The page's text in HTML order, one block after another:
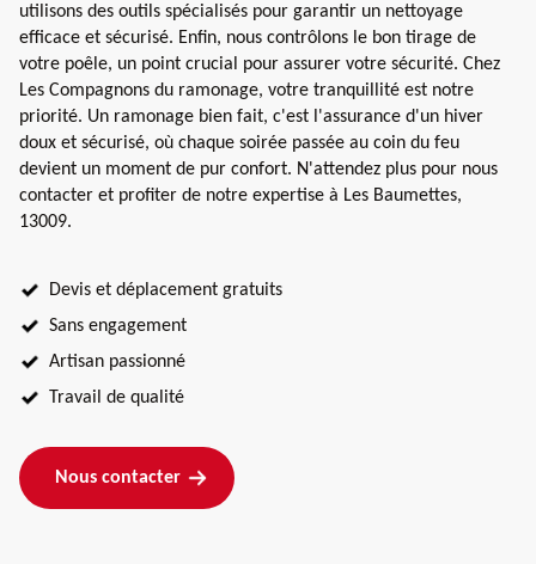
utilisons des outils spécialisés pour garantir un nettoyage
efficace et sécurisé. Enfin, nous contrôlons le bon tirage de
votre poêle, un point crucial pour assurer votre sécurité. Chez
Les Compagnons du ramonage, votre tranquillité est notre
priorité. Un ramonage bien fait, c'est l'assurance d'un hiver
doux et sécurisé, où chaque soirée passée au coin du feu
devient un moment de pur confort. N'attendez plus pour nous
contacter et profiter de notre expertise à Les Baumettes,
13009.
Devis et déplacement gratuits
Sans engagement
Artisan passionné
Travail de qualité
Nous contacter